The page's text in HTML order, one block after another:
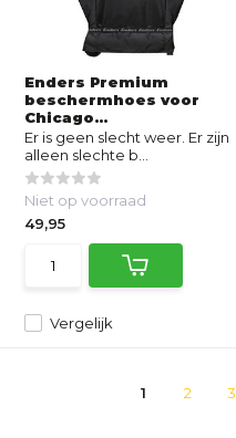
Enders Premium
beschermhoes voor
Chicago...
Er is geen slecht weer. Er zijn
alleen slechte b...
Vergelijk
Niet op voorraad
49,95
1 2 3